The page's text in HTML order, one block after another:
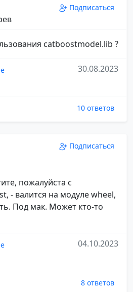
Подписаться
catboostmodel.lib ?
30.08.2023
10 ответов
Подписаться
пожалуйста с
- валится на модуле wheel,
Под мак. Может кто-то
04.10.2023
8 ответов